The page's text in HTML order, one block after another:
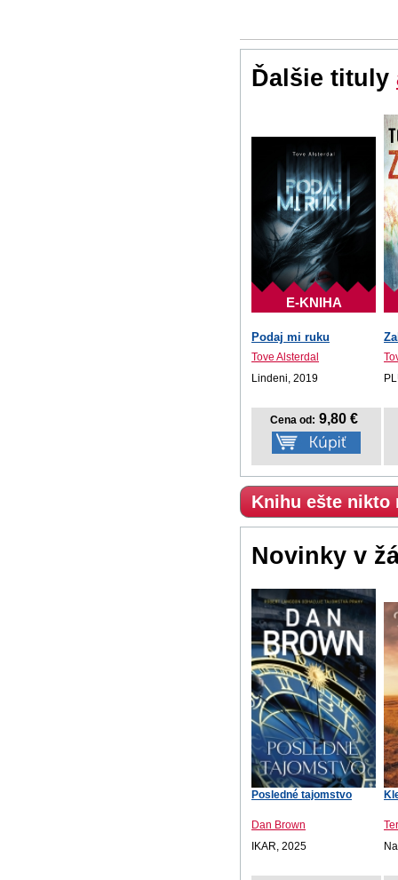
Ďalšie tituly
E-KNIHA
Podaj mi ruku
Tove Alsterdal
Lindeni, 2019
Cena od: 9,80 €
Knihu ešte nikto
Novinky v
Posledné tajomstvo
Dan Brown
IKAR, 2025